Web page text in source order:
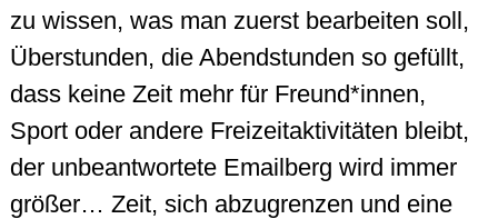
zu wissen, was man zuerst bearbeiten soll,
Überstunden, die Abendstunden so gefüllt,
dass keine Zeit mehr für Freund*innen,
Sport oder andere Freizeitaktivitäten bleibt,
der unbeantwortete Emailberg wird immer
größer… Zeit, sich abzugrenzen und eine